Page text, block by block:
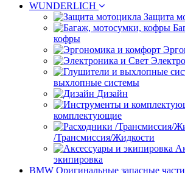
WUNDERLICH
Защита
кофры
выхлопные системы
Дизайн
комплектующие
/Трансмиссия/Жидкости
экипировка
BMW Оригинальные запасные части